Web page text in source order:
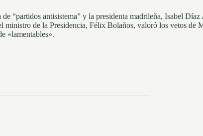
“partidos antisistema” y la presidenta madrileña, Isabel
ministro de la Presidencia, Félix Bolaños, valoró los vetos
«lamentables».